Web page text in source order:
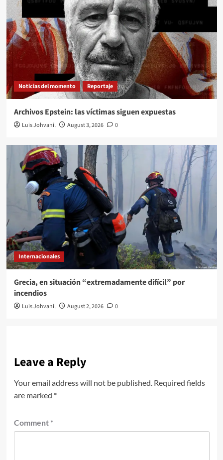
Noticias del momento Reportaje
Archivos Epstein: las víctimas siguen expuestas
Luis Johvanil August 3, 2026 0
Internacionales
Grecia, en situación “extremadamente difícil” por
incendios
Luis Johvanil August 2, 2026 0
Leave a Reply
Your email address will not be published. Required fields
are marked *
Comment *